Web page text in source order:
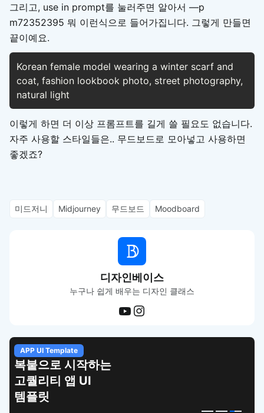
그리고, use in prompt를 눌러주면 알아서 —p
m72352395 뭐 이런식으로 들어가집니다. 그렇게 만들면
끝이예요.
Korean female model wearing a winter scarf and
coat, fashion lookbook photo, street photography,
natural light
이렇게 하면 더 이상 프롬프트를 길게 쓸 필요도 없습니다.
자주 사용할 스타일들은.. 무드보드로 모아넣고 사용하면
좋겠죠?
미드저니 Midjourney 무드보드 Moodboard
디자인베이스
누구나 쉽게 배우는 디자인 클래스
APP UI Template
복붙으로 시작하는
고퀄리티 앱 UI
템플릿